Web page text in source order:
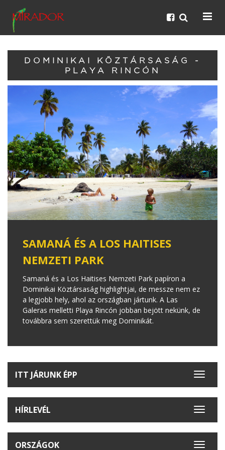
DOMINIKAI KÖZTÁRSASÁG -
PLAYA RINCÓN
SAMANÁ ÉS A LOS HAITISES
NEMZETI PARK
Samaná és a Los Haitises Nemzeti Park papíron a
Dominikai Köztársaság highlightjai, de messze nem ez
a legjobb hely, ahol az országban jártunk. A Las
Galeras melletti Playa Rincón jobban bejött nekünk, de
továbbra sem szerettük meg Dominikát.
Toggle
ITT JÁRUNK ÉPP
Toggle
HÍRLEVÉL
Toggle
ORSZÁGOK